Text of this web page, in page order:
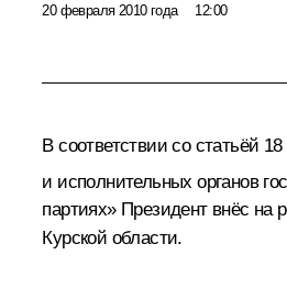
20 февраля 2010 года 12:00
В соответствии со статьёй
и исполнительных органов
партиях» Президент внёс на
Курской области.